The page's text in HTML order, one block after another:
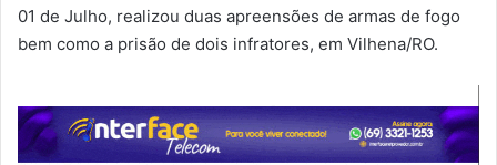
01 de Julho, realizou duas apreensões de armas de fogo
bem como a prisão de dois infratores, em Vilhena/RO.